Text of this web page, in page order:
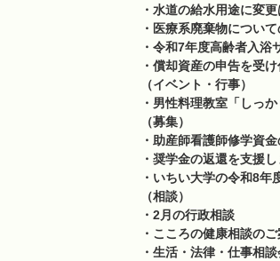
・水道の給水用途に変
・医療系廃棄物につい
・令和7年度高齢者入浴
・償却資産の申告を受
（イベント・行事）
・男性料理教室「しっ
（募集）
・助産師看護師修学資
・奨学金の返還を支援
・いちい大学の令和8年
（相談）
・2月の行政相談
・こころの健康相談の
・生活・法律・仕事相